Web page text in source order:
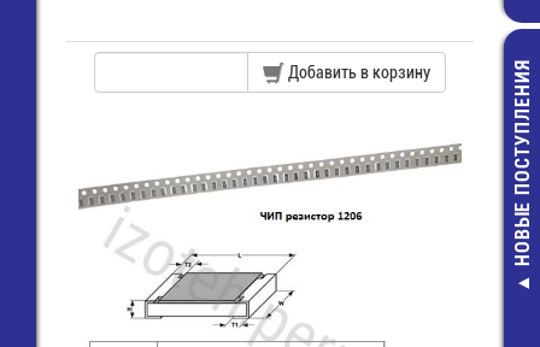
SMAJ5.0A
8,00 руб.
НОВЫЕ ПОСТУПЛЕНИЯ
Добавить в корзину